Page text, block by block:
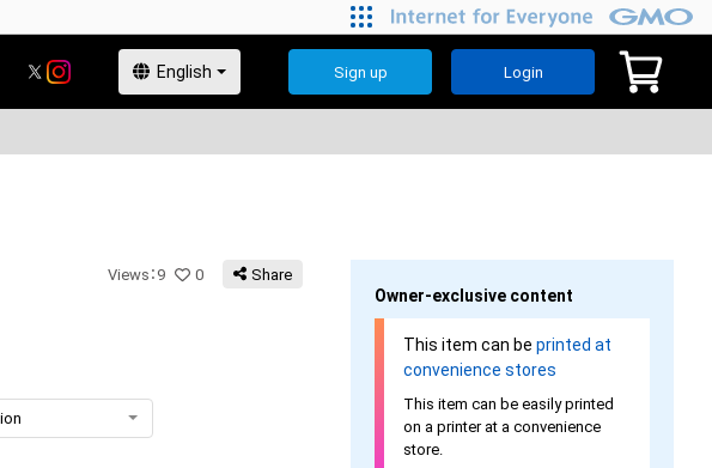
Sign up Login
Views ： 9 0 Share
Owner-exclusive content
This item can be printed at
convenience stores
This item can be easily printed
on a printer at a convenience
store.